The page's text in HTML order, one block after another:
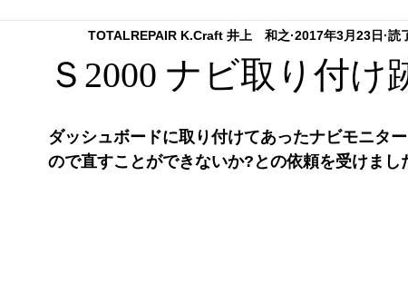
内装クリーニング ボディーコーテイング ステアリングリペア
Ｓ2000 ナビ取り付け
TOTALREPAIR K.Craft 井上 和之 2017年3月23日 読
ダッシュボードに取り付けてあったナビモニタ
ので直すことができないか?との依頼を受けまし